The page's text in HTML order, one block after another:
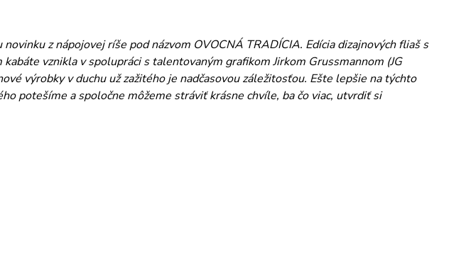
z nápojovej ríše pod názvom OVOCNÁ TRADÍCIA. Edícia dizajnových fliaš s
vznikla v spolupráci s talentovaným grafikom Jirkom Grussmannom (JG
výrobky v duchu už zažitého je nadčasovou záležitosťou. Ešte lepšie na týchto
potešíme a spoločne môžeme stráviť krásne chvíle, ba čo viac, utvrdiť si